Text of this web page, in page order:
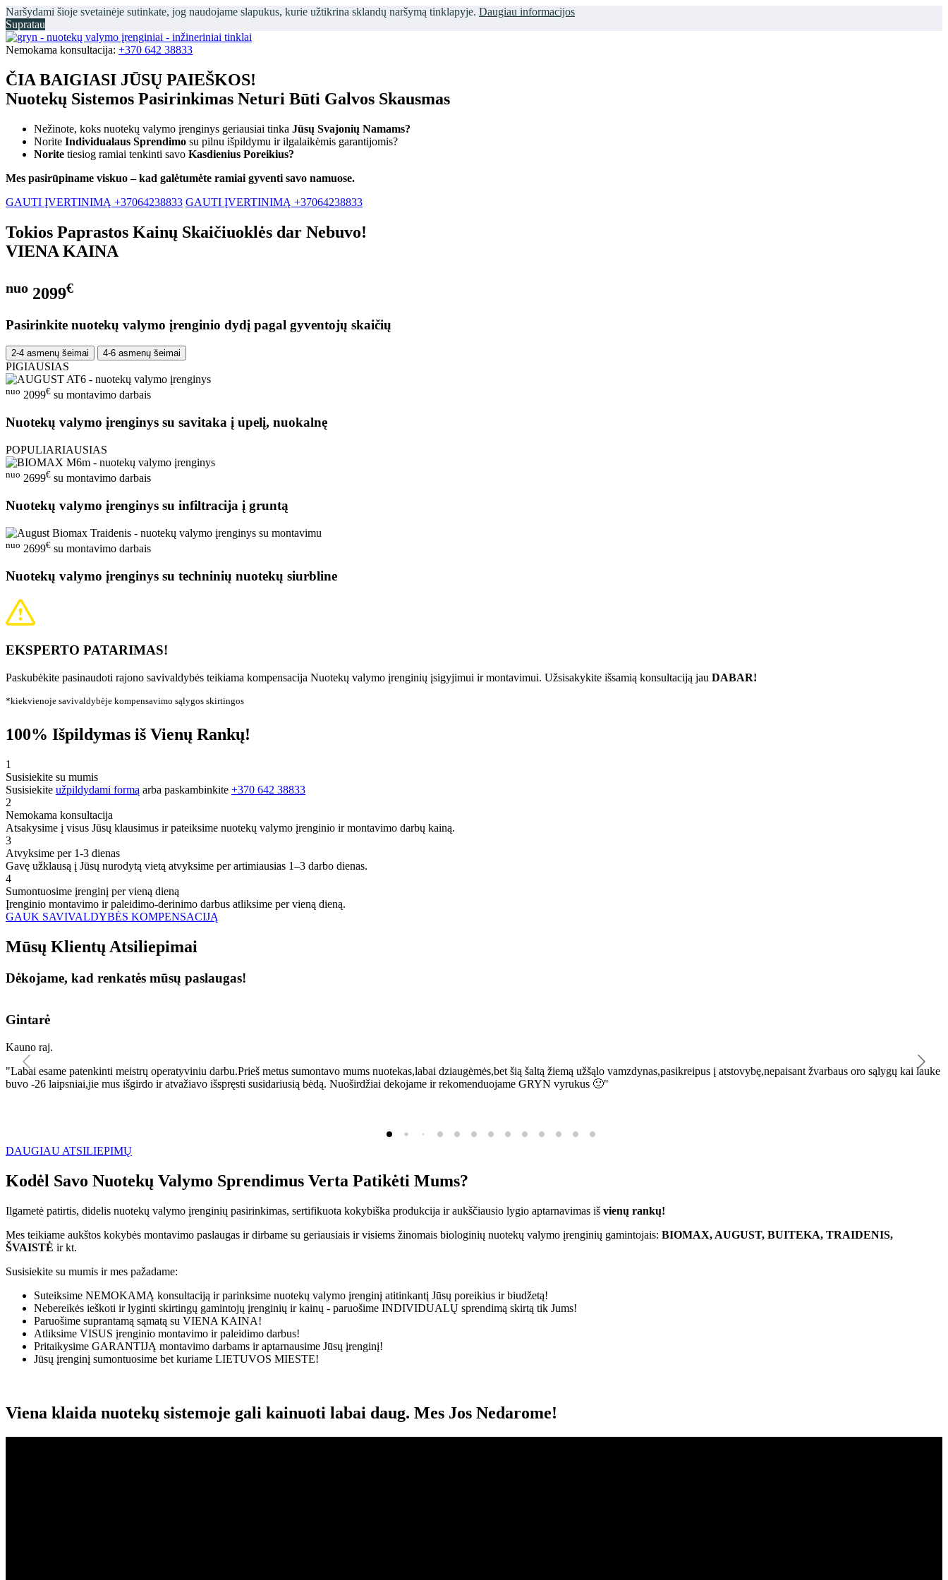
Naršydami šioje svetainėje sutinkate, jog naudojame slapukus, kurie užtikrina sklandų naršymą tinklapyje. Daugiau informacijos
Supratau
Nemokama konsultacija: +370 642 38833
ČIA BAIGIASI JŪSŲ PAIEŠKOS!
Nuotekų Sistemos Pasirinkimas Neturi Būti Galvos Skausmas
Nežinote, koks nuotekų valymo įrenginys geriausiai tinka Jūsų Svajonių Namams?
Norite Individualaus Sprendimo su pilnu išpildymu ir ilgalaikėmis garantijomis?
Norite tiesiog ramiai tenkinti savo Kasdienius Poreikius?
Mes pasirūpiname viskuo – kad galėtumėte ramiai gyventi savo namuose.
GAUTI ĮVERTINIMĄ +37064238833 GAUTI ĮVERTINIMĄ +37064238833
Tokios Paprastos Kainų Skaičiuoklės dar Nebuvo!
VIENA KAINA
nuo 2099€
Pasirinkite nuotekų valymo įrenginio dydį pagal gyventojų skaičių
2-4 asmenų šeimai 4-6 asmenų šeimai
PIGIAUSIAS
nuo 2099€ su montavimo darbais
Nuotekų valymo įrenginys su savitaka į upelį, nuokalnę
POPULIARIAUSIAS
nuo 2699€ su montavimo darbais
Nuotekų valymo įrenginys su infiltracija į gruntą
nuo 2699€ su montavimo darbais
Nuotekų valymo įrenginys su techninių nuotekų siurbline
EKSPERTO PATARIMAS!
Paskubėkite pasinaudoti rajono savivaldybės teikiama kompensacija Nuotekų valymo įrenginių įsigyjimui ir montavimui. Užsisakykite išsamią konsultaciją jau DABAR!
*kiekvienoje savivaldybėje kompensavimo sąlygos skirtingos
100% Išpildymas iš Vienų Rankų!
1
Susisiekite su mumis
Susisiekite užpildydami formą arba paskambinkite +370 642 38833
2
Nemokama konsultacija
Atsakysime į visus Jūsų klausimus ir pateiksime nuotekų valymo įrenginio ir montavimo darbų kainą.
3
Atvyksime per 1-3 dienas
Gavę užklausą į Jūsų nurodytą vietą atvyksime per artimiausias 1–3 darbo dienas.
4
Sumontuosime įrenginį per vieną dieną
Įrenginio montavimo ir paleidimo-derinimo darbus atliksime per vieną dieną.
GAUK SAVIVALDYBĖS KOMPENSACIJĄ
Mūsų Klientų Atsiliepimai
Dėkojame, kad renkatės mūsų paslaugas!
Gintarė
Kauno raj.
"Labai esame patenkinti meistrų operatyviniu darbu.Prieš metus sumontavo mums nuotekas,labai dziaugėmės,bet šią šaltą žiemą užšąlo vamzdynas,pasikreipus į atstovybę,nepaisant žvarbaus oro sąlygų kai lauke
buvo -26 laipsniai,jie mus išgirdo ir atvažiavo išspręsti susidariusią bėdą. Nuoširdžiai dekojame ir rekomenduojame GRYN vyrukus 🙂"
DAUGIAU ATSILIEPIMŲ
Kodėl Savo Nuotekų Valymo Sprendimus Verta Patikėti Mums?
Ilgametė patirtis, didelis nuotekų valymo įrenginių pasirinkimas, sertifikuota kokybiška produkcija ir aukščiausio lygio aptarnavimas iš vienų rankų!
Mes teikiame aukštos kokybės montavimo paslaugas ir dirbame su geriausiais ir visiems žinomais biologinių nuotekų valymo įrenginių gamintojais: BIOMAX, AUGUST, BUITEKA, TRAIDENIS,
ŠVAISTĖ ir kt.
Susisiekite su mumis ir mes pažadame:
Suteiksime NEMOKAMĄ konsultaciją ir parinksime nuotekų valymo įrenginį atitinkantį Jūsų poreikius ir biudžetą!
Nebereikės ieškoti ir lyginti skirtingų gamintojų įrenginių ir kainų - paruošime INDIVIDUALŲ sprendimą skirtą tik Jums!
Paruošime suprantamą sąmatą su VIENA KAINA!
Atliksime VISUS įrenginio montavimo ir paleidimo darbus!
Pritaikysime GARANTIJĄ montavimo darbams ir aptarnausime Jūsų įrenginį!
Jūsų įrenginį sumontuosime bet kuriame LIETUVOS MIESTE!
Viena klaida nuotekų sistemoje gali kainuoti labai daug. Mes Jos Nedarome!